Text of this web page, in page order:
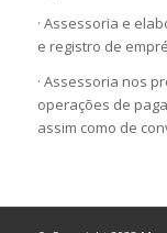
· Assessoria e
e registro de
· Assessoria nos
operações de
assim como de